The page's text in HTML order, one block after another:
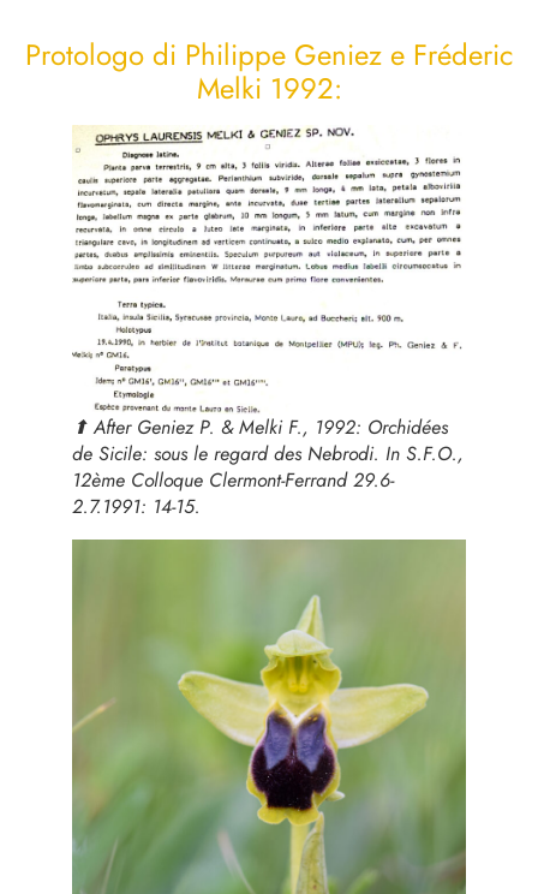
Protologo di Philippe Geniez e Fréderic
Melki 1992:
⬆︎ After Geniez P. & Melki F., 1992: Orchidées
de Sicile: sous le regard des Nebrodi. In S.F.O.,
12ème Colloque Clermont-Ferrand 29.6-
2.7.1991: 14-15.